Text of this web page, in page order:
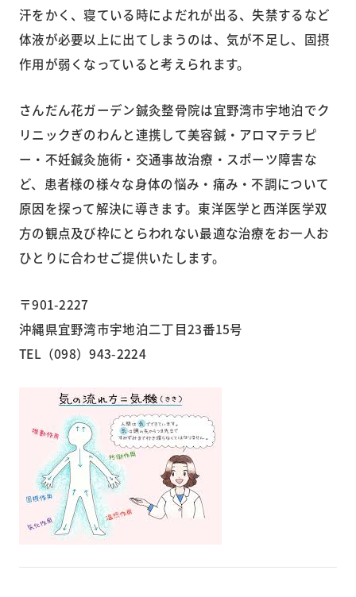
汗をかく、寝ている時によだれが出る、失禁するなど
体液が必要以上に出てしまうのは、気が不足し、固摂
作用が弱くなっていると考えられます。
さんだん花ガーデン鍼灸整骨院は宜野湾市宇地泊でク
リニックぎのわんと連携して美容鍼・アロマテラピ
ー・不妊鍼灸施術・交通事故治療・スポーツ障害な
ど、患者様の様々な身体の悩み・痛み・不調について
原因を探って解決に導きます。東洋医学と西洋医学双
方の観点及び枠にとらわれない最適な治療をお一人お
ひとりに合わせご提供いたします。
〒901-2227
沖縄県宜野湾市宇地泊二丁目23番15号
TEL（098）943-2224